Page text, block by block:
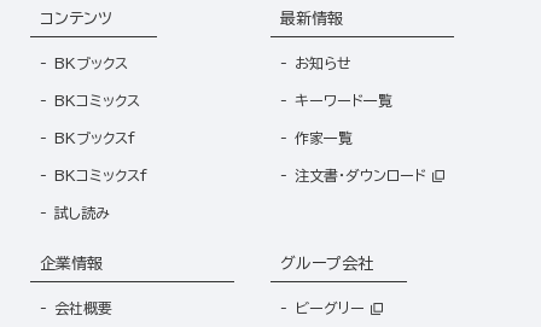
コンテンツ
BKブックス
BKコミックス
BKブックスf
BKコミックスf
試し読み
最新情報
お知らせ
キーワード一覧
作家一覧
注文書・ダウンロード
企業情報
会社概要
グループ会社
ビーグリー